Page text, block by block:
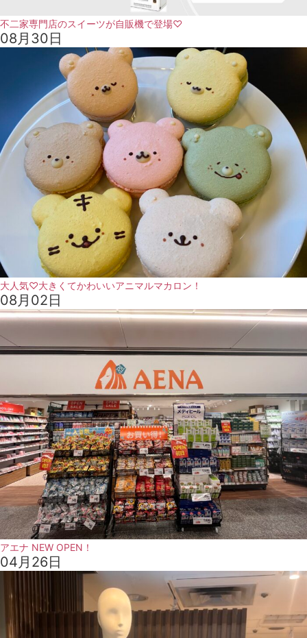
不二家専門店のスイーツが自販機で登場♡
08月30日
大人気♡大きくてかわいいアニマルマカロン！
08月02日
アエナ NEW OPEN！
04月26日